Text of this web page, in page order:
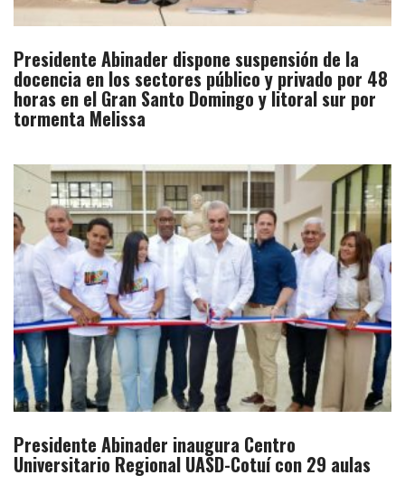
Presidente Abinader dispone suspensión de la
docencia en los sectores público y privado por 48
horas en el Gran Santo Domingo y litoral sur por
tormenta Melissa
Presidente Abinader inaugura Centro
Universitario Regional UASD-Cotuí con 29 aulas